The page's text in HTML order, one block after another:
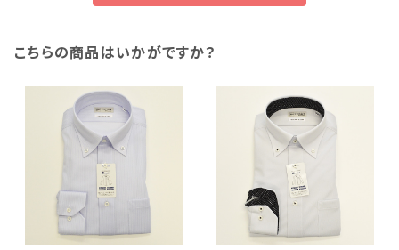
こちらの商品はいかがですか？